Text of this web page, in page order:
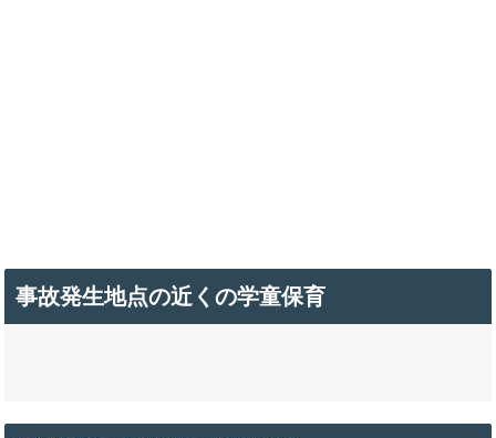
事故発生地点の近くの学童保育